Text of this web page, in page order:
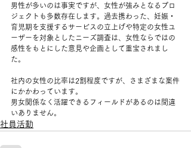
男性が多いのは事実ですが、女性が強みとなるプロ
ジェクトも多数存在します。過去携わった、妊娠・
育児期を支援するサービスの立上げや特定の女性ユ
ーザーを対象としたニーズ調査は、女性ならではの
感性をもとにした意見や企画として重宝されまし
た。
社内の女性の比率は2割程度ですが、さまざまな案件
にかかわっています。
男女関係なく活躍できるフィールドがあるのは間違
いありません。
社員活動